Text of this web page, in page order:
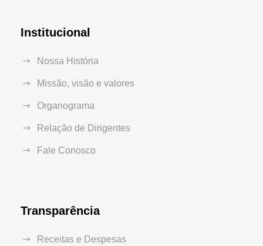
Institucional
Nossa História
Missão, visão e valores
Organograma
Relação de Dirigentes
Fale Conosco
Transparência
Receitas e Despesas